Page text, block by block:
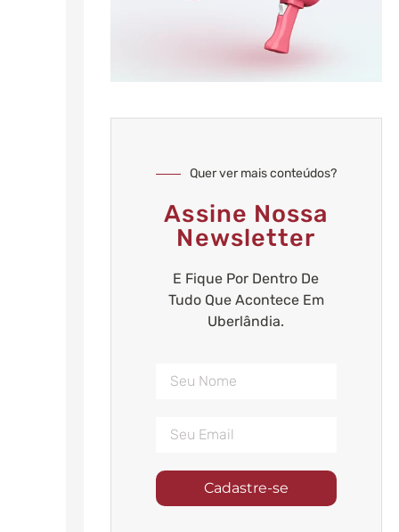
Quer ver mais conteúdos?
Assine Nossa
Newsletter
E Fique Por Dentro De
Tudo Que Acontece Em
Uberlândia.
Cadastre-se